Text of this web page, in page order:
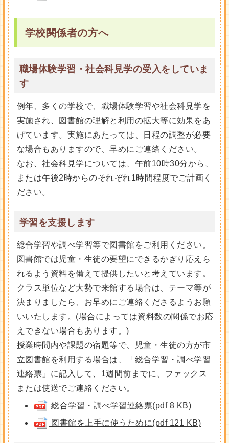
学校関係者の方へ
職場体験学習・社会科見学の受入をしていま
す
例年、多くの学校で、職場体験学習や社会科見学を
実施され、図書館の理解と利用の拡大等に効果をあ
げています。実施にあたっては、日程の調整が必要
な場合もありますので、早めにご連絡ください。
なお、社会科見学については、午前10時30分から、
または午後2時からのそれぞれ1時間程度でご計画く
ださい。
学習を支援します
総合学習や調べ学習等で図書館をご利用ください。
図書館では児童・生徒の要望にできるかぎり応えら
れるよう資料を備えて提供したいと考えています。
クラス単位など大勢で来館する場合は、テーマ等が
決まりましたら、お早めにご連絡くださるようお願
いいたします。(場合によっては資料数の関係でお応
えできない場合もあります。)
授業時間内や課題の宿題等で、児童・生徒の方が市
立図書館を利用する場合は、「総合学習・調べ学習
連絡票」に記入して、1週間前までに、ファックス
または使送でご連絡ください。
総合学習・調べ学習連絡票(pdf 8 KB)
図書館を上手に使うために(pdf 121 KB)